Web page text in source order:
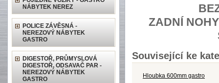
NÁBYTEK NEREZ
POLICE ZÁVĚSNÁ -
NEREZOVÝ NÁBYTEK
GASTRO
DIGESTOŘ, PRŮMYSLOVÁ
DIGESTOŘ, ODSAVAČ PAR -
NEREZOVÝ NÁBYTEK
GASTRO
ZADNÍ
Související ke
Hloubka 600mm gastro